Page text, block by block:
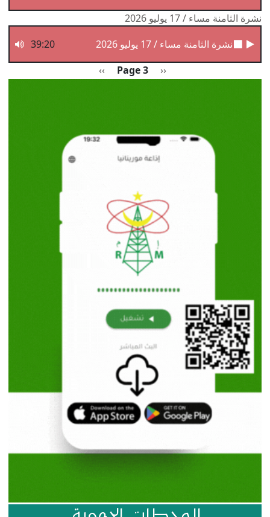
نشرة الثامنة مساء / 17 يوليو 2026
نشرة الثامنة مساء / 17 يوليو 2026
39:20
Previous page
‹‹
Page 3 الصفحة التالية
››